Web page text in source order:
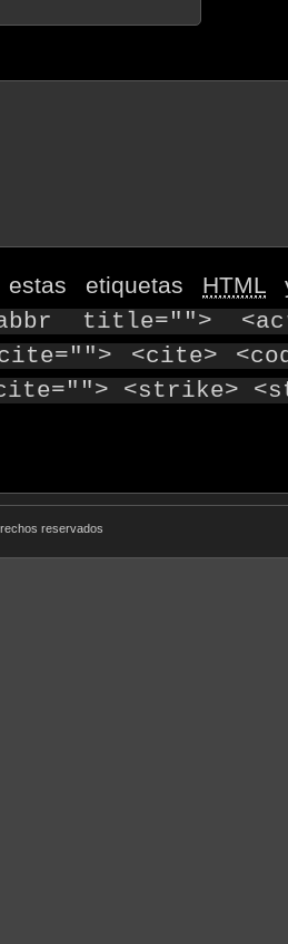
etiquetas HTML
title="">
<cite>
<strike>
reservados